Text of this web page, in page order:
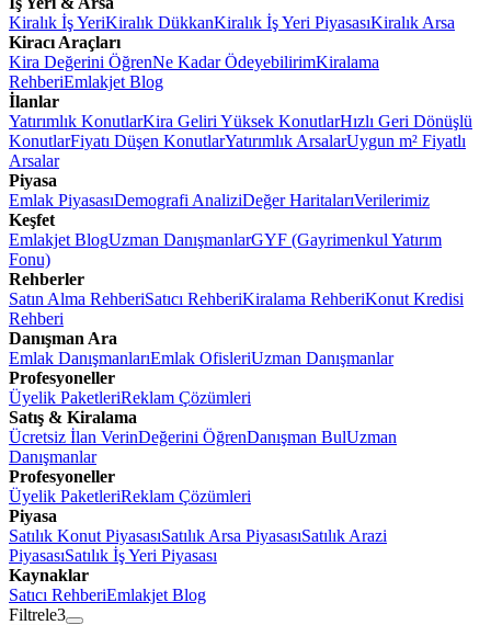
Kiralık İş YeriKiralık DükkanKiralık İş Yeri PiyasasıKiralık Arsa
Kiracı Araçları
Kira Değerini ÖğrenNe Kadar ÖdeyebilirimKiralama
RehberiEmlakjet Blog
İlanlar
Yatırımlık KonutlarKira Geliri Yüksek KonutlarHızlı Geri Dönüşlü
KonutlarFiyatı Düşen KonutlarYatırımlık ArsalarUygun m² Fiyatlı
Arsalar
Piyasa
Emlak PiyasasıDemografi AnaliziDeğer HaritalarıVerilerimiz
Keşfet
Emlakjet BlogUzman DanışmanlarGYF (Gayrimenkul Yatırım
Fonu)
Rehberler
Satın Alma RehberiSatıcı RehberiKiralama RehberiKonut Kredisi
Rehberi
Danışman Ara
Emlak DanışmanlarıEmlak OfisleriUzman Danışmanlar
Profesyoneller
Üyelik PaketleriReklam Çözümleri
Satış & Kiralama
Ücretsiz İlan VerinDeğerini ÖğrenDanışman BulUzman
Danışmanlar
Profesyoneller
Üyelik PaketleriReklam Çözümleri
Piyasa
Satılık Konut PiyasasıSatılık Arsa PiyasasıSatılık Arazi
PiyasasıSatılık İş Yeri Piyasası
Kaynaklar
Satıcı RehberiEmlakjet Blog
Filtrele3